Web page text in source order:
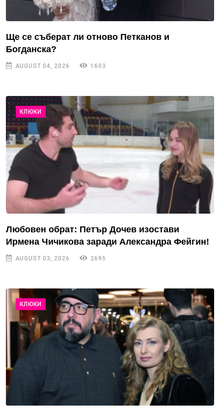
Ще се съберат ли отново Петканов и
Богданска?
AUGUST 04, 2026 1603
КЛЮКИ
Любовен обрат: Петър Дочев изостави
Ирмена Чичикова заради Александра Фейгин!
AUGUST 03, 2026 2695
КЛЮКИ